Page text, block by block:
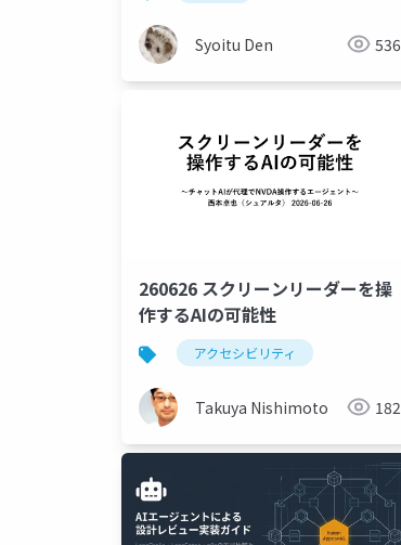
Syoitu Den 536
260626 スクリーンリーダーを操
作するAIの可能性
アクセシビリティ
Takuya Nishimoto 182